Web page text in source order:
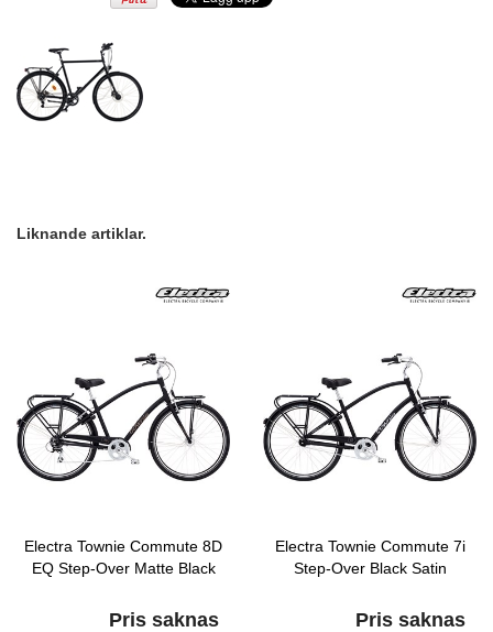
Liknande artiklar.
Electra Townie Commute 8D
EQ Step-Over Matte Black
Pris saknas
Electra Townie Commute 7i
Step-Over Black Satin
Pris saknas